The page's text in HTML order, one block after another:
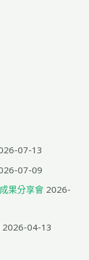
07-13
07-09
果分享會 2026-
2026-04-13